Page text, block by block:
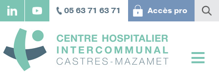
Aller
principal
05 63 71 63 71 Accès pro